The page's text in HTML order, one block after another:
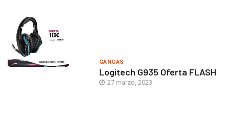
GANGAS
Logitech G935 Oferta FLASH
27 marzo, 2023